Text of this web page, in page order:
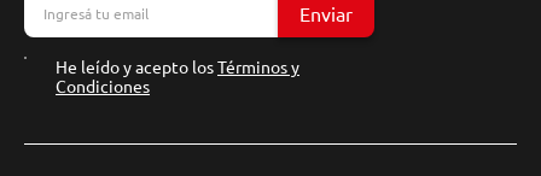
Enviar
He leído y acepto losTérminos y
Condiciones